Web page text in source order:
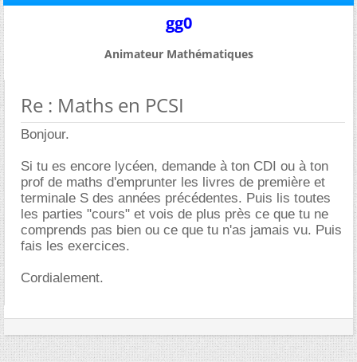
gg0
Animateur Mathématiques
Re : Maths en PCSI
Bonjour.
Si tu es encore lycéen, demande à ton CDI ou à ton
prof de maths d'emprunter les livres de première et
terminale S des années précédentes. Puis lis toutes
les parties "cours" et vois de plus près ce que tu ne
comprends pas bien ou ce que tu n'as jamais vu. Puis
fais les exercices.
Cordialement.